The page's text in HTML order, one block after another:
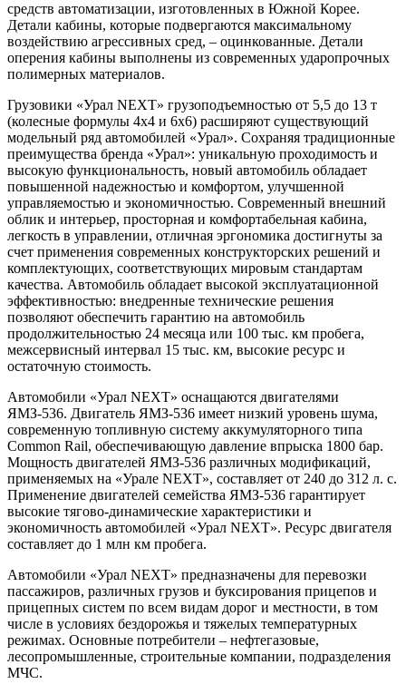
средств автоматизации, изготовленных в Южной Корее.
Детали кабины, которые подвергаются максимальному
воздействию агрессивных сред, – оцинкованные. Детали
оперения кабины выполнены из современных ударопрочных
полимерных материалов.
Грузовики «Урал NEXT» грузоподъемностью от 5,5 до 13 т
(колесные формулы 4х4 и 6х6) расширяют существующий
модельный ряд автомобилей «Урал». Сохраняя традиционные
преимущества бренда «Урал»: уникальную проходимость и
высокую функциональность, новый автомобиль обладает
повышенной надежностью и комфортом, улучшенной
управляемостью и экономичностью. Современный внешний
облик и интерьер, просторная и комфортабельная кабина,
легкость в управлении, отличная эргономика достигнуты за
счет применения современных конструкторских решений и
комплектующих, соответствующих мировым стандартам
качества. Автомобиль обладает высокой эксплуатационной
эффективностью: внедренные технические решения
позволяют обеспечить гарантию на автомобиль
продолжительностью 24 месяца или 100 тыс. км пробега,
межсервисный интервал 15 тыс. км, высокие ресурс и
остаточную стоимость.
Автомобили «Урал NEXT» оснащаются двигателями
ЯМЗ-536. Двигатель ЯМЗ-536 имеет низкий уровень шума,
современную топливную систему аккумуляторного типа
Common Rail, обеспечивающую давление впрыска 1800 бар.
Мощность двигателей ЯМЗ-536 различных модификаций,
применяемых на «Урале NEXT», составляет от 240 до 312 л. с.
Применение двигателей семейства ЯМЗ-536 гарантирует
высокие тягово-динамические характеристики и
экономичность автомобилей «Урал NEXT». Ресурс двигателя
составляет до 1 млн км пробега.
Автомобили «Урал NEXT» предназначены для перевозки
пассажиров, различных грузов и буксирования прицепов и
прицепных систем по всем видам дорог и местности, в том
числе в условиях бездорожья и тяжелых температурных
режимах. Основные потребители – нефтегазовые,
лесопромышленные, строительные компании, подразделения
МЧС.